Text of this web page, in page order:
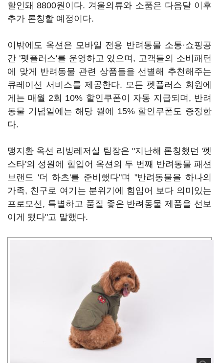
할인돼 8800원이다. 겨울의류와 소품은 다음달 이후
추가 론칭할 예정이다.
이밖에도 옥션은 모바일 전용 반려동물 소통·쇼핑공
간 '펫플러스'를 운영하고 있으며, 고객들의 소비패턴
에 맞게 반려동물 관련 상품들을 선별해 추천해주는
큐레이션 서비스를 제공한다. 모든 펫플러스 회원에
게는 매월 2회 10% 할인쿠폰이 자동 지급되며, 반려
동물 기념일에는 해당 월에 15% 할인쿠폰도 증정한
다.
맹지환 옥션 리빙레저실 팀장은 "지난해 론칭했던 '펫
스타'의 성원에 힘입어 옥션의 두 번째 반려동물 패션
브랜드 '더 하츠'를 준비했다"며 "반려동물을 하나의
가족, 친구로 여기는 분위기에 힘입어 보다 의미있는
프로모션, 특별하고 품질 좋은 반려동물 제품을 선보
이게 됐다"고 말했다.